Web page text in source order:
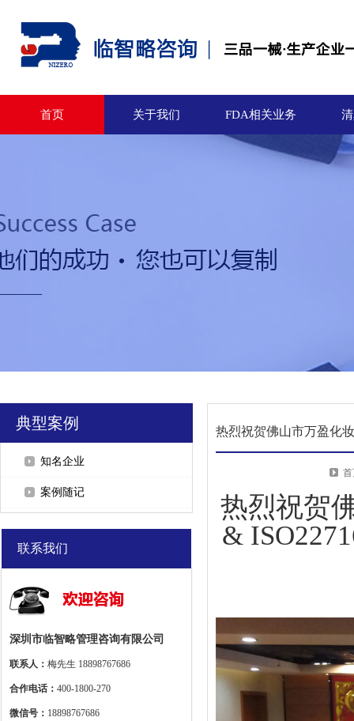
首页 关于我们 FDA相关业务
典型案例
知名企业
案例随记
联系我们
深圳市临智略管理咨询有限公司
联系人： 梅先生 18898767686
合作电话： 400-1800-270
微信号： 18898767686
热烈祝贺
&